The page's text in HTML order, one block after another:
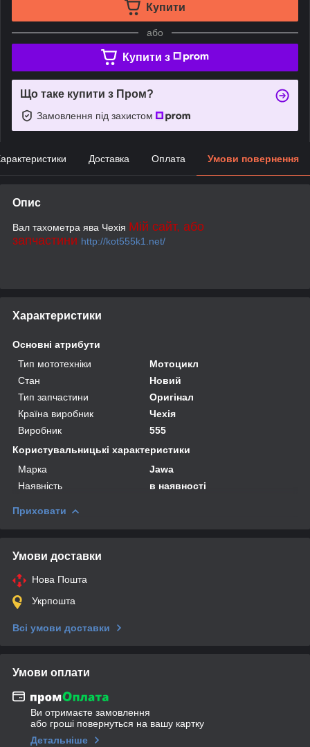
Купити
або
Купити з
Що таке купити з Пром?
Замовлення під захистом
Доставка Оплата Умови повернення
Опис
Вал тахометра ява Чехія Мій сайт, або
запчастини http://kot555k1.net/
Характеристики
Основні атрибути
Тип мототехніки
Мотоцикл
Стан
Новий
Тип запчастини
Оригінал
Країна виробник
Чехія
Виробник
555
Користувальницькі характеристики
Марка
Jawa
Наявність
в наявності
Приховати
Умови доставки
Нова Пошта
Укрпошта
Всі умови доставки
Умови оплати
Ви отримаєте замовлення
або гроші повернуться на вашу картку
Детальніше